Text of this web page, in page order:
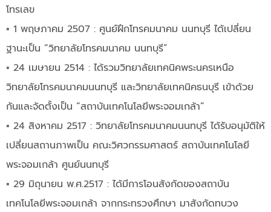
โทรเลข
▪︎ 1 พฤษภาคม 2507 : ศูนย์ฝึกโทรคมนาคม นนทบุรี ได้เปลี่ยน
ฐานะเป็น “วิทยาลัยโทรคมนาคม นนทบุรี”
▪︎ 24 เมษายน 2514 : ได้รวมวิทยาลัยเทคนิคพระนครเหนือ
วิทยาลัยโทรคมนาคมนนทบุรี และวิทยาลัยเทคนิคธนบุรี เข้าด้วย
กันและจัดตั้งเป็น “สถาบันเทคโนโลยีพระจอมเกล้า”
▪︎ 24 สิงหาคม 2517 : วิทยาลัยโทรคมนาคมนนทบุรี ได้รับอนุมัติให้
เปลี่ยนสถานภาพเป็น คณะวิศวกรรมศาสตร์ สถาบันเทคโนโลยี
พระจอมเกล้า ศูนย์นนทบุรี
▪︎ 29 มิถุนายน พ.ศ.2517 : ได้มีการโอนสังกัดของสถาบัน
เทคโนโลยีพระจอมเกล้า จากกระทรวงศึกษา มาสังกัดทบวง